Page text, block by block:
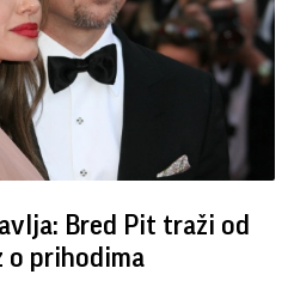
Bred ​​Pit traži od
o prihodima